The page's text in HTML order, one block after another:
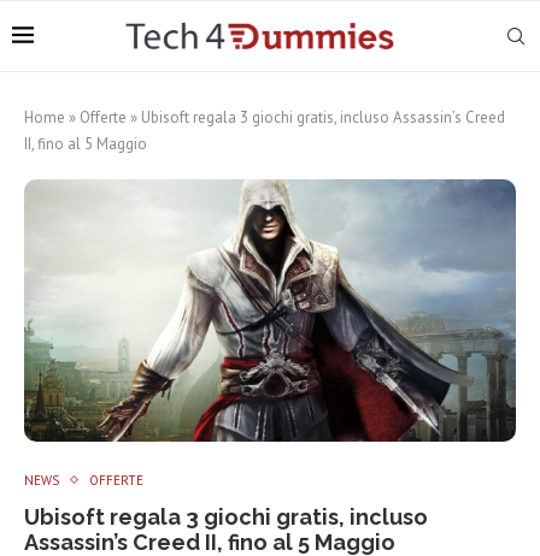
Home » Offerte » Ubisoft regala 3 giochi gratis, incluso Assassin’s Creed
II, fino al 5 Maggio
NEWS OFFERTE
Ubisoft regala 3 giochi gratis, incluso
Assassin’s Creed II, fino al 5 Maggio